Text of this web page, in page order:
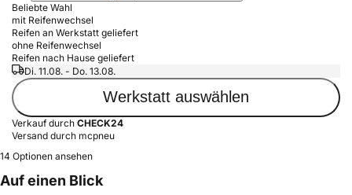
Beliebte Wahl
mit Reifenwechsel
Reifen an Werkstatt geliefert
ohne Reifenwechsel
Reifen nach Hause geliefert
Di. 11.08. - Do. 13.08.
Werkstatt auswählen
Verkauf durch CHECK24
Versand durch mcpneu
14 Optionen ansehen
Auf einen Blick